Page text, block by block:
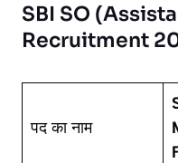
SBI SO
Recruitment
पद का नाम